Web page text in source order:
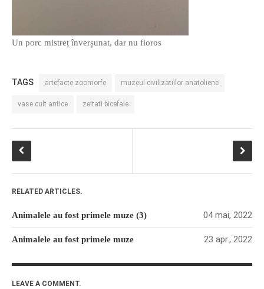
Un porc mistreț înverșunat, dar nu fioros
TAGS artefacte zoomorfe muzeul civilizatiilor anatoliene
vase cult antice zeitati bicefale
RELATED ARTICLES.
Animalele au fost primele muze (3) 04 mai, 2022
Animalele au fost primele muze 23 apr., 2022
LEAVE A COMMENT.